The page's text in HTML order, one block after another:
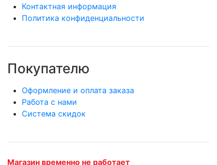
Контактная информация
Политика конфиденциальности
Покупателю
Оформление и оплата заказа
Работа с нами
Система скидок
Магазин временно не работает